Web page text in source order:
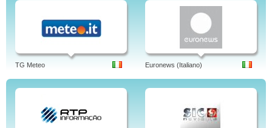
TG Meteo Euronews (Italiano)